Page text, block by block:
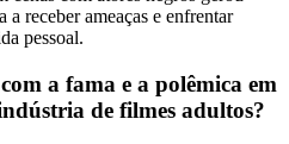
receber ameaças e enfrentar
pessoal.
a fama e a polêmica em
de filmes adultos?